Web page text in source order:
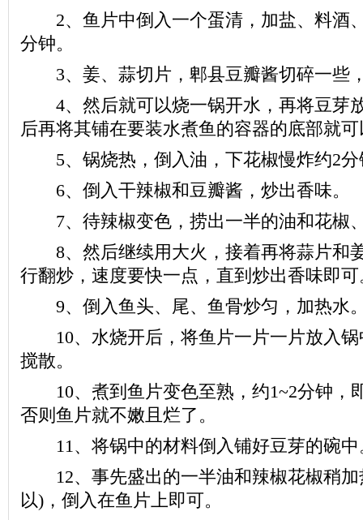
2、鱼片中倒入一个蛋清，加盐、料酒
分钟。
3、姜、蒜切片，郫县豆瓣酱切碎一些
4、然后就可以烧一锅开水，再将豆芽
后再将其铺在要装水煮鱼的容器的底部就
5、锅烧热，倒入油，下花椒慢炸约2分
6、倒入干辣椒和豆瓣酱，炒出香味。
7、待辣椒变色，捞出一半的油和花椒
8、然后继续用大火，接着再将蒜片和
行翻炒，速度要快一点，直到炒出香味即可
9、倒入鱼头、尾、鱼骨炒匀，加热水
10、水烧开后，将鱼片一片一片放入锅
搅散。
10、煮到鱼片变色至熟，约1~2分钟，
否则鱼片就不嫩且烂了。
11、将锅中的材料倒入铺好豆芽的碗中
12、事先盛出的一半油和辣椒花椒稍加
以)，倒入在鱼片上即可。